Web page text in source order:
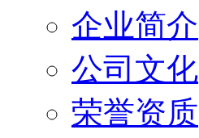
企业简介
公司文化
荣誉资质